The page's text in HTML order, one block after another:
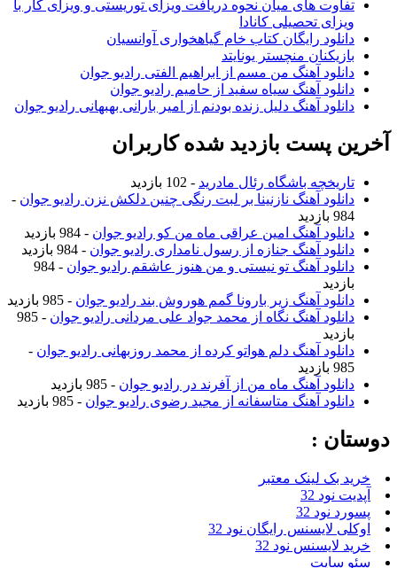
تفاوت های میان نحوه دریافت ویزای توریستی و ویزای کار با
ویزای تحصیلی کانادا
دانلود رایگان کتاب خام گیاهخواری آوانسیان
بازیکنان منچستر یونایتد
دانلود آهنگ من مسم از ابراهیم الفتی رادیو جوان
دانلود آهنگ سیاه سفید از حامیم رادیو جوان
دانلود آهنگ دلیل زنده بودنم از امیر بارانی بهبهانی رادیو جوان
آخرین پست بازدید شده کاربران
تاریخچه باشگاه رئال مادرید - 102 بازدید
دانلود آهنگ نازنینا بر لبت رنگی چنین دلکش نزن رادیو جوان -
984 بازدید
دانلود آهنگ امین عراقی ماه من کو رادیو جوان - 984 بازدید
دانلود آهنگ جنازه از رسول نامداری رادیو جوان - 984 بازدید
دانلود آهنگ تو نیستی و من هنوز عاشقم رادیو جوان
- 984
بازدید
دانلود آهنگ زیر بارونا گمم هوروش بند رادیو جوان - 985 بازدید
دانلود آهنگ نگاه از محمد جواد علی مردانی رادیو جوان
- 985
بازدید
دانلود آهنگ دلم هواتو کرده از محمد روزبهانی رادیو جوان -
985 بازدید
دانلود آهنگ ماه من از آفرند در رادیو جوان - 985 بازدید
دانلود آهنگ متاسفانه از مجید رضوی رادیو جوان - 985 بازدید
دوستان :
خرید بک لینک معتبر
آپدیت نود 32
پسورد نود 32
اوکلی لایسنس رایگان نود 32
خرید لایسنس نود 32
سئو سایت